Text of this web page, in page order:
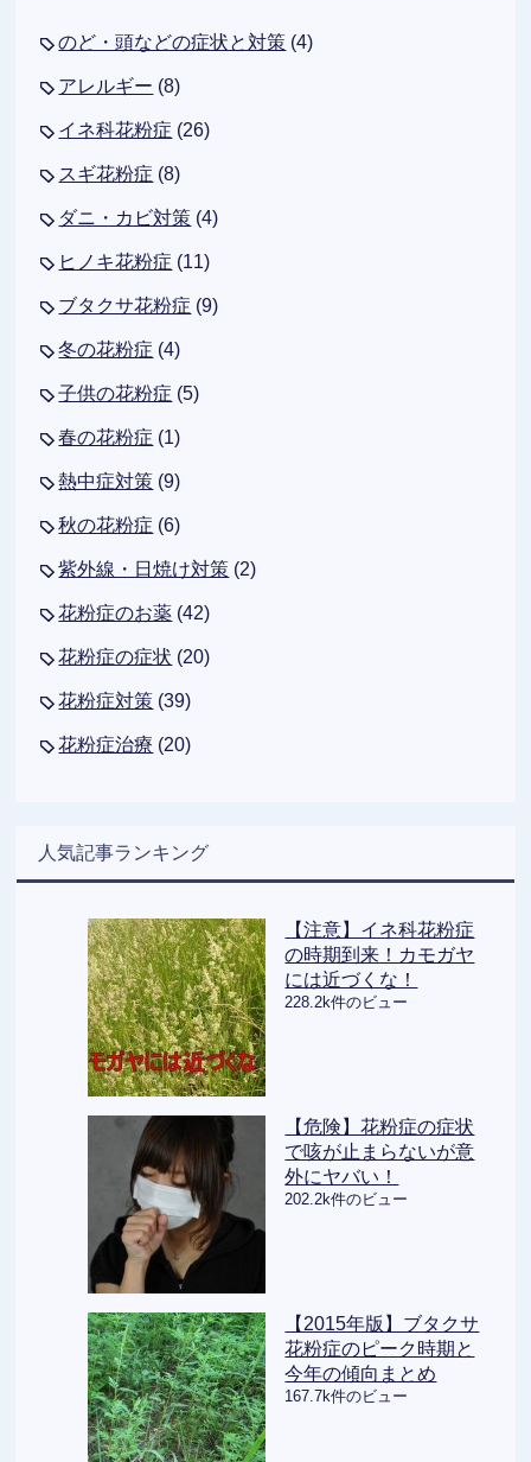
のど・頭などの症状と対策 (4)
アレルギー (8)
イネ科花粉症 (26)
スギ花粉症 (8)
ダニ・カビ対策 (4)
ヒノキ花粉症 (11)
ブタクサ花粉症 (9)
冬の花粉症 (4)
子供の花粉症 (5)
春の花粉症 (1)
熱中症対策 (9)
秋の花粉症 (6)
紫外線・日焼け対策 (2)
花粉症のお薬 (42)
花粉症の症状 (20)
花粉症対策 (39)
花粉症治療 (20)
人気記事ランキング
【注意】イネ科花粉症
の時期到来！カモガヤ
には近づくな！
228.2k件のビュー
【危険】花粉症の症状
で咳が止まらないが意
外にヤバい！
202.2k件のビュー
【2015年版】ブタクサ
花粉症のピーク時期と
今年の傾向まとめ
167.7k件のビュー